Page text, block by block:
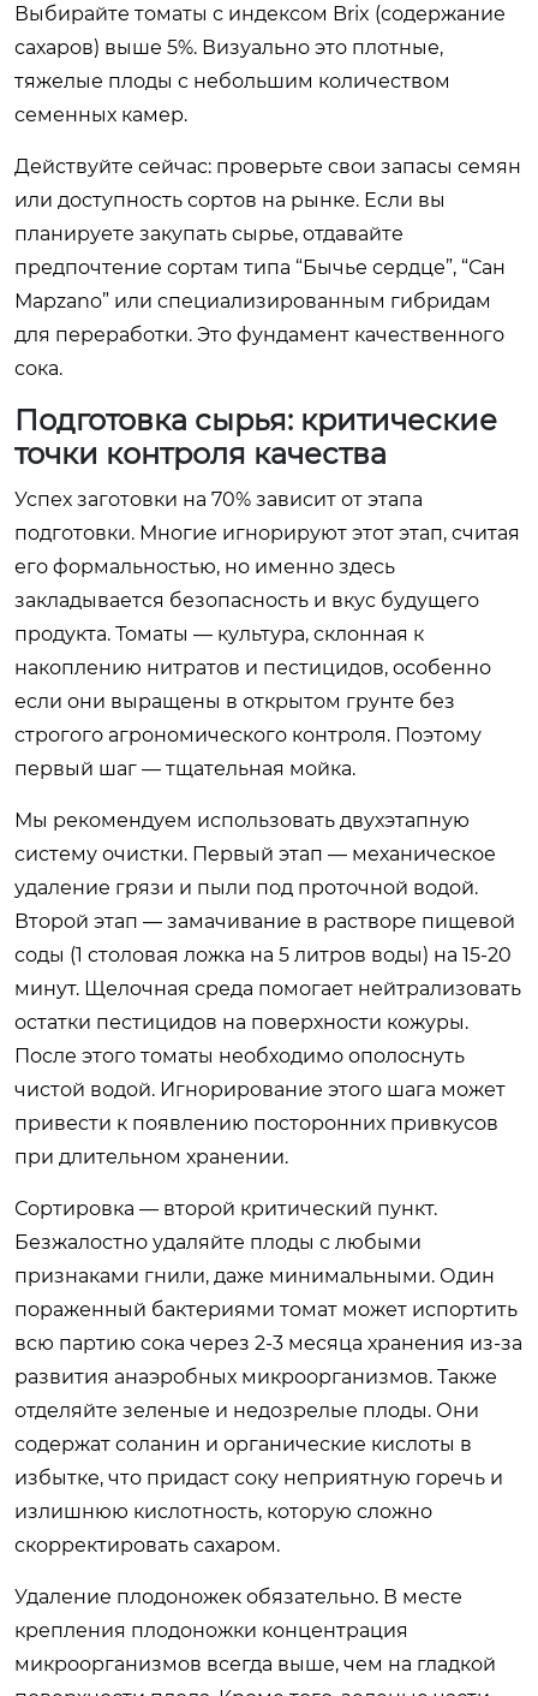
Выбирайте томаты с индексом Brix (содержание
сахаров) выше 5%. Визуально это плотные,
тяжелые плоды с небольшим количеством
семенных камер.
Действуйте сейчас: проверьте свои запасы семян
или доступность сортов на рынке. Если вы
планируете закупать сырье, отдавайте
предпочтение сортам типа “Бычье сердце”, “Сан
Марzano” или специализированным гибридам
для переработки. Это фундамент качественного
сока.
Подготовка сырья: критические
точки контроля качества
Успех заготовки на 70% зависит от этапа
подготовки. Многие игнорируют этот этап, считая
его формальностью, но именно здесь
закладывается безопасность и вкус будущего
продукта. Томаты — культура, склонная к
накоплению нитратов и пестицидов, особенно
если они выращены в открытом грунте без
строгого агрономического контроля. Поэтому
первый шаг — тщательная мойка.
Мы рекомендуем использовать двухэтапную
систему очистки. Первый этап — механическое
удаление грязи и пыли под проточной водой.
Второй этап — замачивание в растворе пищевой
соды (1 столовая ложка на 5 литров воды) на 15-20
минут. Щелочная среда помогает нейтрализовать
остатки пестицидов на поверхности кожуры.
После этого томаты необходимо ополоснуть
чистой водой. Игнорирование этого шага может
привести к появлению посторонних привкусов
при длительном хранении.
Сортировка — второй критический пункт.
Безжалостно удаляйте плоды с любыми
признаками гнили, даже минимальными. Один
пораженный бактериями томат может испортить
всю партию сока через 2-3 месяца хранения из-за
развития анаэробных микроорганизмов. Также
отделяйте зеленые и недозрелые плоды. Они
содержат соланин и органические кислоты в
избытке, что придаст соку неприятную горечь и
излишнюю кислотность, которую сложно
скорректировать сахаром.
Удаление плодоножек обязательно. В месте
крепления плодоножки концентрация
микроорганизмов всегда выше, чем на гладкой